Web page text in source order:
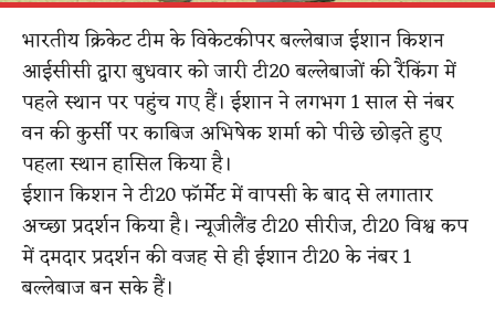
भारतीय क्रिकेट टीम के विकेटकीपर बल्लेबाज ईशान किशन
आईसीसी द्वारा बुधवार को जारी टी20 बल्लेबाजों की रैंकिंग में
पहले स्थान पर पहुंच गए हैं। ईशान ने लगभग 1 साल से नंबर
वन की कुर्सी पर काबिज अभिषेक शर्मा को पीछे छोड़ते हुए
पहला स्थान हासिल किया है।
ईशान किशन ने टी20 फॉर्मेट में वापसी के बाद से लगातार
अच्छा प्रदर्शन किया है। न्यूजीलैंड टी20 सीरीज, टी20 विश्व कप
में दमदार प्रदर्शन की वजह से ही ईशान टी20 के नंबर 1
बल्लेबाज बन सके हैं।